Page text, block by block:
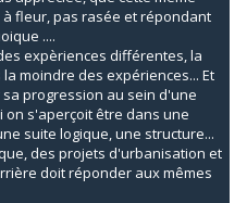
fleur, pas rasée et répondant
....
expèriences différentes, la
moindre des expériences... Et
progression au sein d'une
on s'aperçoit être dans une
suite logique, une structure...
des projets d'urbanisation et
doit réponder aux mêmes